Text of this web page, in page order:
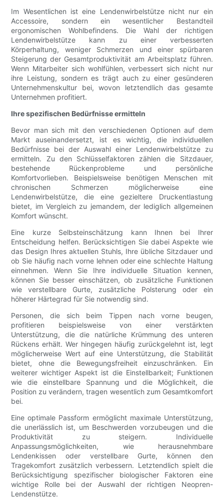
Im Wesentlichen ist eine Lendenwirbelstütze nicht nur ein
Accessoire, sondern ein wesentlicher Bestandteil
ergonomischen Wohlbefindens. Die Wahl der richtigen
Lendenwirbelstütze kann zu einer verbesserten
Körperhaltung, weniger Schmerzen und einer spürbaren
Steigerung der Gesamtproduktivität am Arbeitsplatz führen.
Wenn Mitarbeiter sich wohlfühlen, verbessert sich nicht nur
ihre Leistung, sondern es trägt auch zu einer gesünderen
Unternehmenskultur bei, wovon letztendlich das gesamte
Unternehmen profitiert.
Ihre spezifischen Bedürfnisse ermitteln
Bevor man sich mit den verschiedenen Optionen auf dem
Markt auseinandersetzt, ist es wichtig, die individuellen
Bedürfnisse bei der Auswahl einer Lendenwirbelstütze zu
ermitteln. Zu den Schlüsselfaktoren zählen die Sitzdauer,
bestehende Rückenprobleme und persönliche
Komfortvorlieben. Beispielsweise benötigen Menschen mit
chronischen Schmerzen möglicherweise eine
Lendenwirbelstütze, die eine gezieltere Druckentlastung
bietet, im Vergleich zu jemandem, der lediglich allgemeinen
Komfort wünscht.
Eine kurze Selbsteinschätzung kann Ihnen bei Ihrer
Entscheidung helfen. Berücksichtigen Sie dabei Aspekte wie
das Design Ihres aktuellen Stuhls, Ihre übliche Sitzdauer und
ob Sie häufig nach vorne lehnen oder eine schlechte Haltung
einnehmen. Wenn Sie Ihre individuelle Situation kennen,
können Sie besser einschätzen, ob zusätzliche Funktionen
wie verstellbare Gurte, zusätzliche Polsterung oder ein
höherer Härtegrad für Sie notwendig sind.
Personen, die sich beim Tippen nach vorne beugen,
profitieren beispielsweise von einer verstärkten
Unterstützung, die die natürliche Krümmung des unteren
Rückens erhält. Wer hingegen häufig zurückgelehnt ist, legt
möglicherweise Wert auf eine Unterstützung, die Stabilität
bietet, ohne die Bewegungsfreiheit einzuschränken. Ein
weiterer wichtiger Aspekt ist die Einstellbarkeit; Funktionen
wie die einstellbare Spannung und die Möglichkeit, die
Position zu verändern, tragen wesentlich zum Gesamtkomfort
bei.
Eine optimale Passform ermöglicht maximale Unterstützung,
die unerlässlich ist, um Beschwerden vorzubeugen und die
Produktivität zu steigern. Individuelle
Anpassungsmöglichkeiten, wie herausnehmbare
Lendenkissen oder verstellbare Gurte, können den
Tragekomfort zusätzlich verbessern. Letztendlich spielt die
Berücksichtigung spezifischer biologischer Faktoren eine
wichtige Rolle bei der Auswahl der richtigen Neopren-
Lendenstütze.